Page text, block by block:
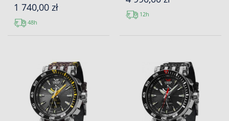
1 740,00 zł
48h
12h